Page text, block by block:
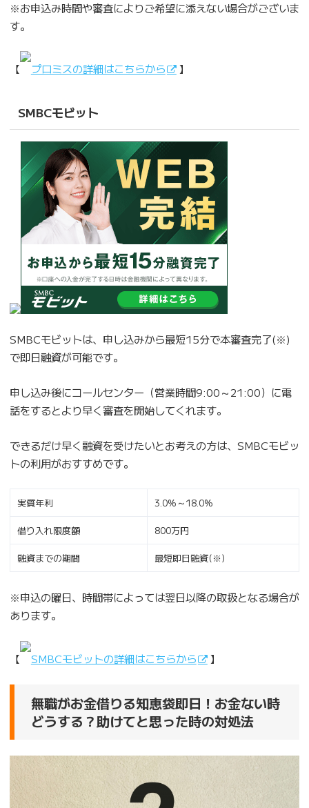
※お申込み時間や審査によりご希望に添えない場合がございま
す。
【 プロミスの詳細はこちらから 】
SMBCモビット
SMBCモビットは、申し込みから最短15分で本審査完了(※)
で即日融資が可能です。
申し込み後にコールセンター（営業時間9:00～21:00）に電
話をするとより早く審査を開始してくれます。
できるだけ早く融資を受けたいとお考えの方は、SMBCモビッ
トの利用がおすすめです。
実質年利 3.0%～18.0%
借り入れ限度額 800万円
融資までの期間 最短即日融資(※)
※申込の曜日、時間帯によっては翌日以降の取扱となる場合が
あります。
【 SMBCモビットの詳細はこちらから 】
無職がお金借りる知恵袋即日！お金ない時
どうする？助けてと思った時の対処法